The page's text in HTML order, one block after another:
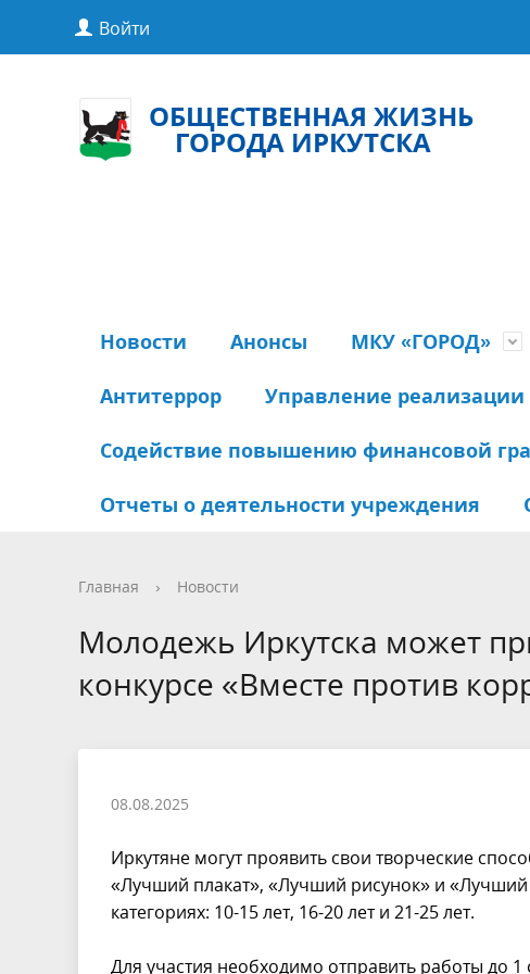
Войти
ОБЩЕСТВЕННАЯ ЖИЗНЬ
ГОРОДА ИРКУТСКА
Новости Анонсы МКУ «ГОРОД»
Структура учреждения
Центры по работе с
общественными
объединениями
садоводов
Иркутский Арбат
Фотогалерея
Антитеррор Управление
Содействие повышению финансовой
Отчеты о деятельности учреждения
Главная › Новости
Молодежь Иркутска может
конкурсе «Вместе против
08.08.2025
Иркутяне могут проявить свои творческие
«Лучший плакат», «Лучший рисунок» и «Лучший
категориях: 10-15 лет, 16-20 лет и 21-25 лет.
Для участия необходимо отправить работы до 1